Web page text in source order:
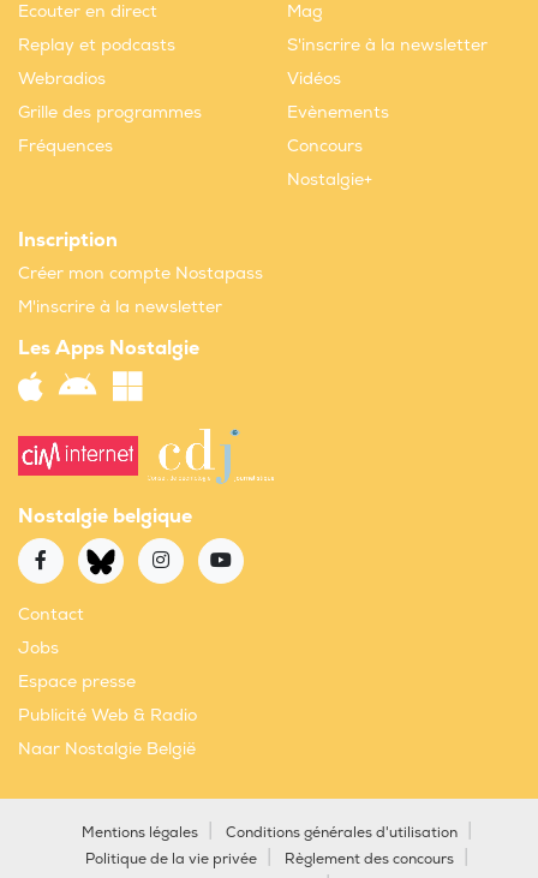
Ecouter en direct
Replay et podcasts
Webradios
Grille des programmes
Fréquences
Mag
S'inscrire à la newsletter
Vidéos
Evènements
Concours
Nostalgie+
Inscription
Créer mon compte Nostapass
M'inscrire à la newsletter
Les Apps Nostalgie
Nostalgie belgique
Contact
Jobs
Espace presse
Publicité Web & Radio
Naar Nostalgie België
Mentions légales
Conditions générales d'utilisation
Politique de la vie privée
Règlement des concours